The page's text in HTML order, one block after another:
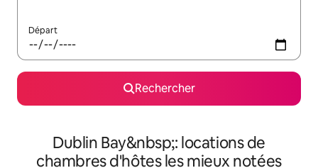
Départ
Rechercher
Dublin Bay&nbsp;: locations de
chambres d'hôtes les mieux notées